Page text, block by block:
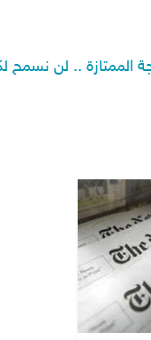
الممتازة .. لن نسمح